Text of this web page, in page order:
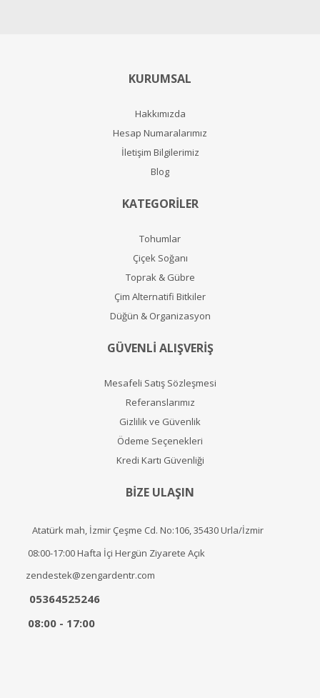
KURUMSAL
Hakkımızda
Hesap Numaralarımız
İletişim Bilgilerimiz
Blog
KATEGORİLER
Tohumlar
Çiçek Soğanı
Toprak & Gübre
Çim Alternatifi Bitkiler
Düğün & Organizasyon
GÜVENLİ ALIŞVERİŞ
Mesafeli Satış Sözleşmesi
Referanslarımız
Gizlilik ve Güvenlik
Ödeme Seçenekleri
Kredi Kartı Güvenliği
BİZE ULAŞIN
Atatürk mah, İzmir Çeşme Cd. No:106, 35430 Urla/İzmir
08:00-17:00 Hafta İçi Hergün Ziyarete Açık
zendestek@zengardentr.com
05364525246
08:00 - 17:00